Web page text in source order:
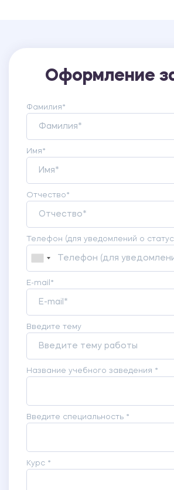
Оформление
Фамилия*
Имя*
Отчество*
Телефон (для уведомлений о
E-mail*
Введите тему
Название учебного заведения *
Введите специальность *
Курс *